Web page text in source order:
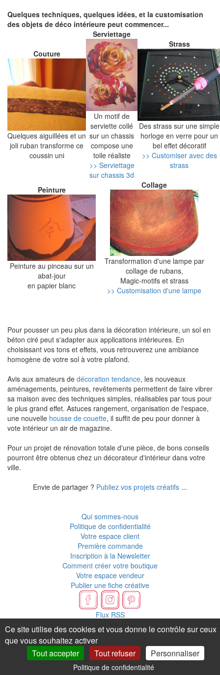
Quelques techniques, quelques idées, et la customisation
des objets de déco intérieure peut commencer...
Couture
Quelques aiguillées et un
joli ruban transforme ce
coussin uni
Serviettage
Un motif de
serviette collé
sur un chassis
compose une
toile réaliste
>> Serviettage
sur chassis 3d
Strass
Des strass sur une simple
horloge en verre pour un
bel effet décoratif
>> Customiser avec des
strass
Peinture
Peinture au pinceau sur un
abat-jour
en papier blanc
Collage
Transformation d'une lampe par
collage de rubans,
Magic-motifs et strass
>> Customisation d'une lampe
Pour pousser un peu plus dans la décoration intérieure, un sol en
béton ciré peut s'adapter aux applications intérieures. En
choisissant vos tons et effets, vous retrouverez une ambiance
homogène de votre sol à votre plafond.
Avis aux amateurs de décoration tendance, les nouveaux
aménagements, peintures, revêtements permettent de faire vibrer
sa maison avec des techniques simples, réalisables par tous pour
le plus grand effet. Astuces rangement, organisation de l'espace,
une nouvelle housse de couette, il suffit de peu pour donner à
vote intérieur un air de magazine.
Pour un projet de rénovation totale d'une pièce, de bons conseils
pourront être obtenus chez un décorateur d'intérieur dans votre
ville.
Envie de partager ? Publiez vos projets créatifs ...
Qui sommes-nous
Politique de confidentialité
Votre espace client
Première commande
Inscription à la Newsletter
Comment créer votre boutique
Votre espace vendeur
Publier une fiche créative
Flux RSS
Ce site utilise des cookies et vous donne le contrôle sur ceux
que vous souhaitez activer
Tout accepter
Tout refuser Personnaliser
Politique de confidentialité